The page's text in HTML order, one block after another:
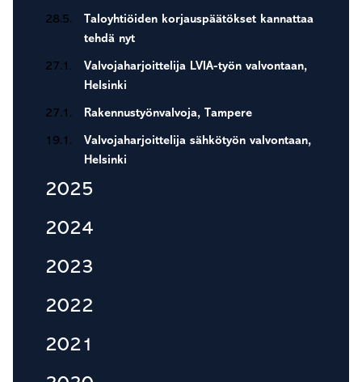
28.5.
Taloyhtiöiden korjauspäätökset kannattaa
tehdä nyt
27.1.
Valvojaharjoittelija LVIA-työn valvontaan,
Helsinki
27.1. Rakennustyönvalvoja, Tampere
19.1.
Valvojaharjoittelija sähkötyön valvontaan,
Helsinki
2025
2024
2023
2022
2021